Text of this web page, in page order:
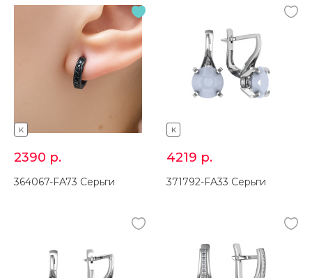
K
2390 р.
364067-FA73 Серьги
K
4219 р.
371792-FA33 Серьги